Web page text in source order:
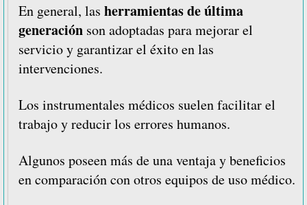
En general, las herramientas de última
generación son adoptadas para mejorar el
servicio y garantizar el éxito en las
intervenciones.
Los instrumentales médicos suelen facilitar el
trabajo y reducir los errores humanos.
Algunos poseen más de una ventaja y beneficios
en comparación con otros equipos de uso médico.